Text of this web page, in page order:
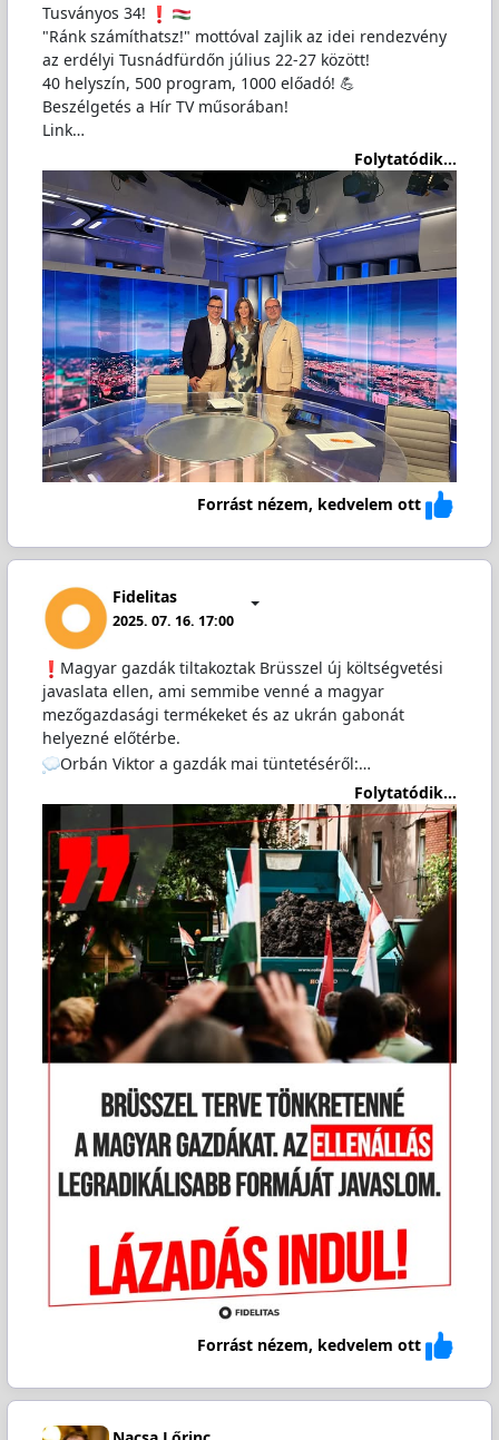
Tusványos 34!
"Ránk számíthatsz!" mottóval zajlik az idei rendezvény
az erdélyi Tusnádfürdőn július 22-27 között!
40 helyszín, 500 program, 1000 előadó! 💪
Beszélgetés a Hír TV műsorában!
Link…
Folytatódik...
Forrást nézem, kedvelem ott
Fidelitas
2025. 07. 16. 17:00
Magyar gazdák tiltakoztak Brüsszel új költségvetési
javaslata ellen, ami semmibe venné a magyar
mezőgazdasági termékeket és az ukrán gabonát
helyezné előtérbe.
Orbán Viktor a gazdák mai tüntetéséről:…
Folytatódik...
Forrást nézem, kedvelem ott